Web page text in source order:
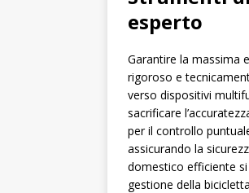
esperto
Garantire la massima
rigoroso e
verso dispositivi
sacrificare
per il controllo
assicurando la
domestico efficiente si
gestione della